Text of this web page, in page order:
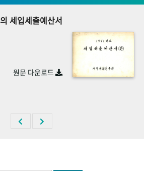
록물 행정박물
는 50년 50+1주년 광장
세입세출예산서
원문 다운로드